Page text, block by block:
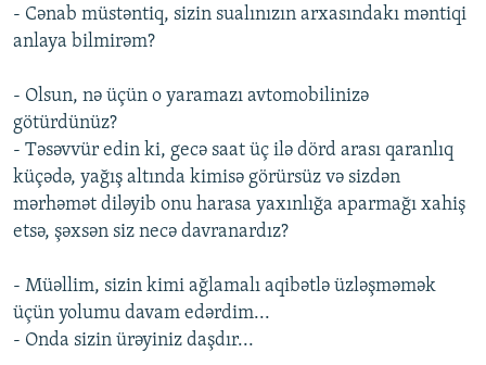
- Cənab müstəntiq, sizin sualınızın arxasındakı məntiqi
anlaya bilmirəm?
- Olsun, nə üçün o yaramazı avtomobilinizə
götürdünüz?
- Təsəvvür edin ki, gecə saat üç ilə dörd arası qaranlıq
küçədə, yağış altında kimisə görürsüz və sizdən
mərhəmət diləyib onu harasa yaxınlığa aparmağı xahiş
etsə, şəxsən siz necə davranardız?
- Müəllim, sizin kimi ağlamalı aqibətlə üzləşməmək
üçün yolumu davam edərdim...
- Onda sizin ürəyiniz daşdır...